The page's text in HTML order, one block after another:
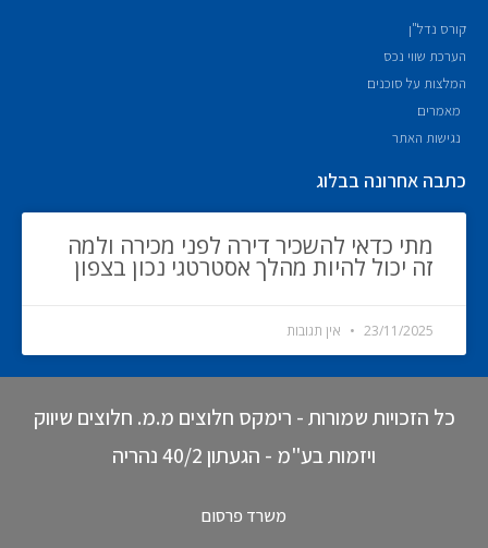
קורס נדל"ן
הערכת שווי נכס
המלצות על סוכנים
מאמרים
נגישות האתר
כתבה אחרונה בבלוג
מתי כדאי להשכיר דירה לפני מכירה ולמה
זה יכול להיות מהלך אסטרטגי נכון בצפון
23/11/2025 אין תגובות
כל הזכויות שמורות - רימקס חלוצים מ.מ. חלוצים שיווק
ויזמות בע"מ - הגעתון 40/2 נהריה
משרד פרסום